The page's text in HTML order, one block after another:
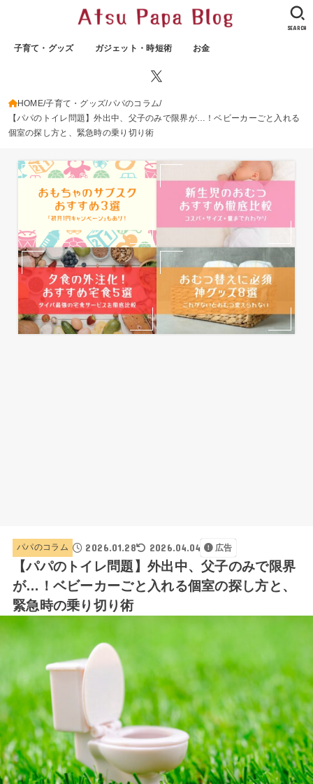
子育て・グッズ ガジェット・時短術 お金
SEARCH
HOME 子育て・グッズ パパのコラム
【パパのトイレ問題】外出中、父子のみで限界が…！ベビーカーごと入れる
個室の探し方と、緊急時の乗り切り術
パパのコラム 2026.01.28 2026.04.04 広告
【パパのトイレ問題】外出中、父子のみで限界
が…！ベビーカーごと入れる個室の探し方と、
緊急時の乗り切り術